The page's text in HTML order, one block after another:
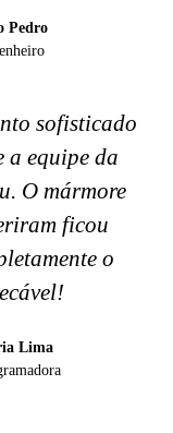
Pedro
sofisticado
a equipe da
O mármore
ficou
o
Lima